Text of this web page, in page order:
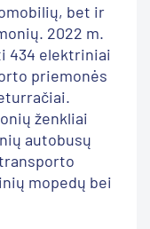
bet ir
2022 m.
434 elektriniai
priemonės
ženkliai
autobusų
mopedų bei